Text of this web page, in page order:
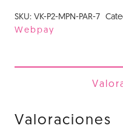
MPN
SKU: VK-P2-MPN-PAR-7
Webpay
Valoraciones